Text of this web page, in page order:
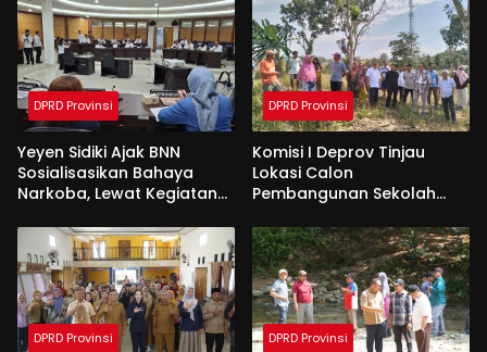
DPRD Provinsi
Yeyen Sidiki Ajak BNN
Sosialisasikan Bahaya
Narkoba, Lewat Kegiatan
DPRD Provinsi
Komisi I Deprov Tinjau
Lokasi Calon
Pembangunan Sekolah
DPRD Provinsi DPRD Provinsi